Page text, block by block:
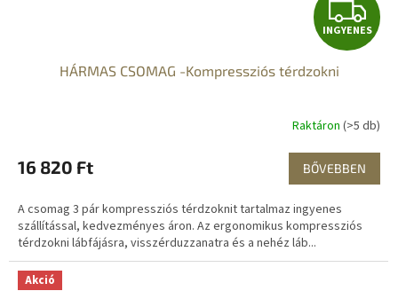
I
N
Y
E
N
S
INGYENES
HÁRMAS CSOMAG -Kompressziós térdzokni
Raktáron (>5 db)
16 820 Ft BŐVEBBEN
A csomag 3 pár kompressziós térdzoknit tartalmaz ingyenes
szállítással, kedvezményes áron. Az ergonomikus kompressziós
térdzokni lábfájásra, visszérduzzanatra és a nehéz láb...
Akció